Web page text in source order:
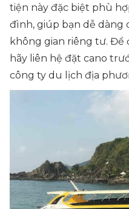
tiện này đặc biệt phù
đình, giúp bạn dễ dàng
không gian riêng tư. Để
hãy liên hệ đặt cano
công ty du lịch địa